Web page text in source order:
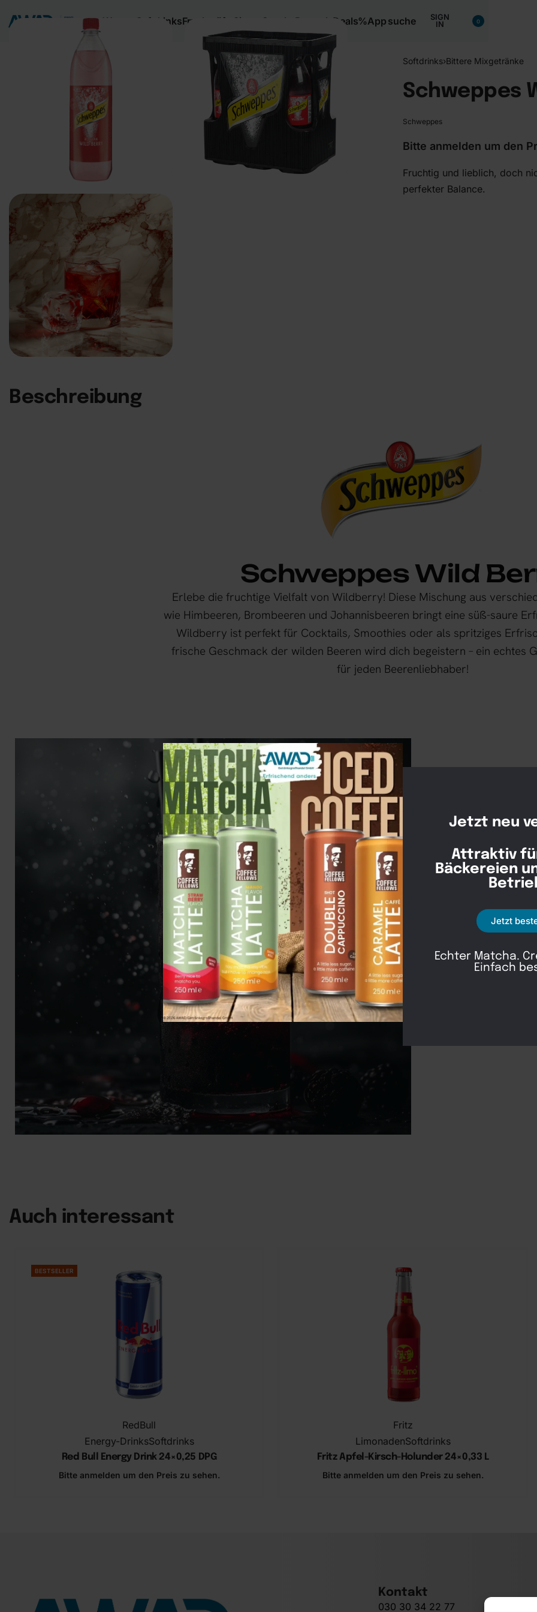
Wasser SoftdrinksFruchtsäfte Sirups Snacks Bartools Deals%App suche
SIGN
IN
0
Softdrinks›Bittere Mixgetränke
Schweppes
Schweppes
Bitte anmelden um den
Fruchtig und lieblich, doch
perfekter Balance.
Beschreibung
Schweppes Wild
Erlebe die fruchtige Vielfalt von Wildberry! Diese Mischung aus
wie Himbeeren, Brombeeren und Johannisbeeren bringt eine süß-saure
Wildberry ist perfekt für Cocktails, Smoothies oder als spritziges
frische Geschmack der wilden Beeren wird dich begeistern – ein echtes
für jeden Beerenliebhaber!
Auch interessant
BESTSELLER
RedBull
Energy-DrinksSoftdrinks
Red Bull ​Energy Drink 24×0,25 DPG
Bitte anmelden um den Preis zu sehen.
Fritz
LimonadenSoftdrinks
Fritz Apfel-Kirsch-Holunder 24×0,33 L
Bitte anmelden um den Preis zu sehen.
Kontakt
030 30 34 22 77
Jetzt neu
Attraktiv
Bäckereien
Jetzt
Echter Matcha.
Einfach